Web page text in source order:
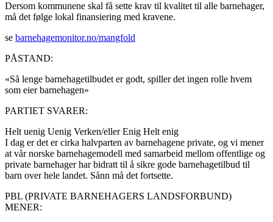
Dersom kommunene skal få sette krav til kvalitet til alle barnehager,
må det følge lokal finansiering med kravene.
se barnehagemonitor.no/mangfold
PÅSTAND:
«Så lenge barnehagetilbudet er godt, spiller det ingen rolle hvem
som eier barnehagen»
PARTIET SVARER:
Helt uenig Uenig Verken/ellerEnig Helt enig
I dag er det er cirka halvparten av barnehagene private, og vi mener
at vår norske barnehagemodell med samarbeid mellom offentlige og
private barnehager har bidratt til å sikre gode barnehagetilbud til
barn over hele landet. Sånn må det fortsette.
PBL (PRIVATE BARNEHAGERS LANDSFORBUND)
MENER: